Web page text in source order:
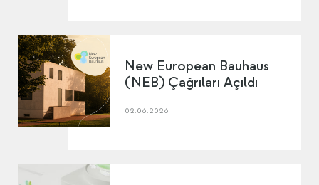
New European Bauhaus
(NEB) Çağrıları Açıldı
02.06.2026